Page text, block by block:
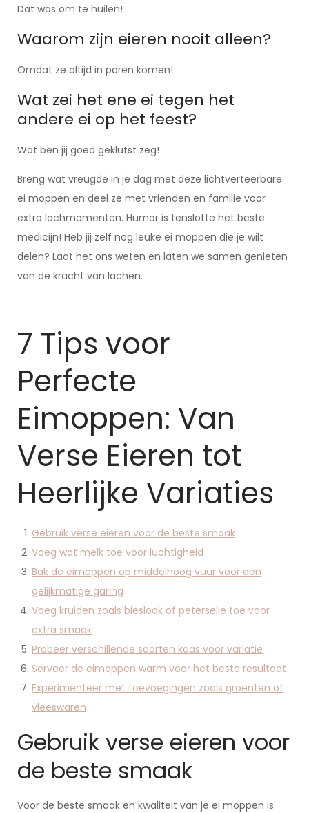
Dat was om te huilen!
Waarom zijn eieren nooit alleen?
Omdat ze altijd in paren komen!
Wat zei het ene ei tegen het
andere ei op het feest?
Wat ben jij goed geklutst zeg!
Breng wat vreugde in je dag met deze lichtverteerbare
ei moppen en deel ze met vrienden en familie voor
extra lachmomenten. Humor is tenslotte het beste
medicijn! Heb jij zelf nog leuke ei moppen die je wilt
delen? Laat het ons weten en laten we samen genieten
van de kracht van lachen.
7 Tips voor
Perfecte
Eimoppen: Van
Verse Eieren tot
Heerlijke Variaties
Gebruik verse eieren voor de beste smaak
Voeg wat melk toe voor luchtigheid
Bak de eimoppen op middelhoog vuur voor een
gelijkmatige garing
Voeg kruiden zoals bieslook of peterselie toe voor
extra smaak
Probeer verschillende soorten kaas voor variatie
Serveer de eimoppen warm voor het beste resultaat
Experimenteer met toevoegingen zoals groenten of
vleeswaren
Gebruik verse eieren voor
de beste smaak
Voor de beste smaak en kwaliteit van je ei moppen is